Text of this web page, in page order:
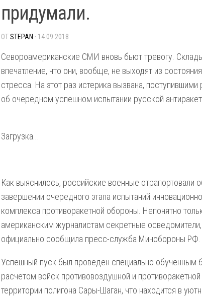
придумали.
ОТSTEPAN · 14.09.2018
Севороамериканские СМИ вновь бьют тревогу.
впечатление, что они, вообще, не выходят из
стресса. На этот раз истерика вызвана,
об очередном успешном испытании русской
Загрузка...
Как выяснилось, российские военные отрапортовали
завершении очередного этапа испытаний
комплекса противоракетной обороны. Непонятно
американским журналистам секретные
официально сообщила пресс-служба Минобороны РФ.
Успешный пуск был проведен специально обученным
расчетом войск противовоздушной и
территории полигона Сары-Шаган, что находится в